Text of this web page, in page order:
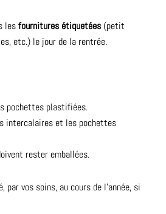
lesfournitures étiquetées (petit
etc.) le jour de la rentrée.
pochettes plastifiées.
intercalaires et les pochettes
rester emballées.
par vos soins, au cours de l’année, si